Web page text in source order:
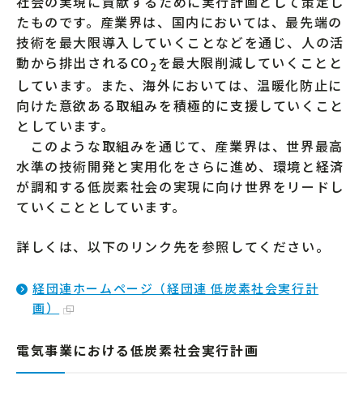
たものです。産業界は、国内においては、最先端の
技術を最大限導入していくことなどを通じ、人の活
動から排出されるCO 2 を最大限削減していくことと
しています。また、海外においては、温暖化防止に
向けた意欲ある取組みを積極的に支援していくこと
としています。
このような取組みを通じて、産業界は、世界最高
水準の技術開発と実用化をさらに進め、環境と経済
が調和する低炭素社会の実現に向け世界をリードし
ていくこととしています。
詳しくは、以下のリンク先を参照してください。
経団連ホームページ（経団連 低炭素社会実行計
画）
電気事業における低炭素社会実行計画